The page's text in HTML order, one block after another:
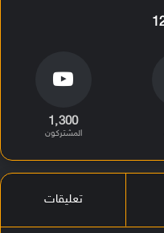
1٬300
المشتركون
تعليقات